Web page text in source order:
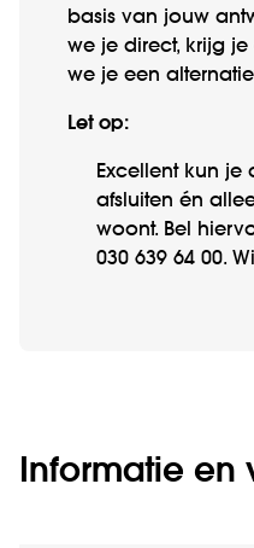
basis van jouw
we je direct, krijg
we je een
Let op:
Excellent kun je
afsluiten én
woont. Bel
030 639 64 00.
Informatie en